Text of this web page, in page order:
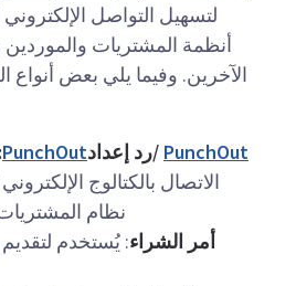
لتسهيل التواصل
أنظمة المشتريات والموردين
الآخرين. وفيما يلي بعض أنواع
PunchOut /رد إعدادPunchOut
:
الاتصال بالكتالوج
نظام
أمر الشراء: يُستخدم